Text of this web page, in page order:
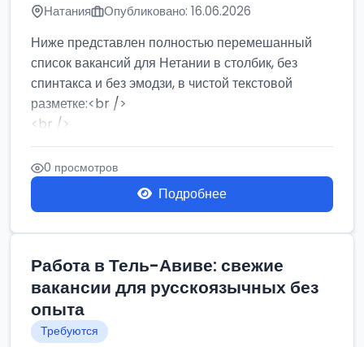
Натания Опубликовано: 16.06.2026
Ниже представлен полностью перемешанный
список вакансий для Нетании в столбик, без
спинтакса и без эмодзи, в чистой текстовой
разметке:<br />
<br />
Работа в Нетании на мебельном производстве:
требу...
0 просмотров
Подробнее
Работа в Тель-Авиве: свежие
вакансии для русскоязычных без
опыта
Требуются